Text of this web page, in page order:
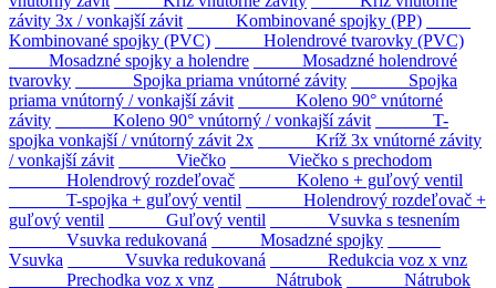
závity 3x / vonkajší závit
Kombinované spojky (PP)
Kombinované spojky (PVC)
Holendrové tvarovky (PVC)
Mosadzné spojky a holendre
Mosadzné holendrové
tvarovky
Spojka priama vnútorné závity
Spojka
priama vnútorný / vonkajší závit
Koleno 90° vnútorné
závity
Koleno 90° vnútorný / vonkajší závit
T-
spojka vonkajší / vnútorný závit 2x
Kríž 3x vnútorné závity
/ vonkajší závit
Viečko
Viečko s prechodom
Holendrový rozdeľovač
Koleno + guľový ventil
T-spojka + guľový ventil
Holendrový rozdeľovač +
guľový ventil
Guľový ventil
Vsuvka s tesnením
Vsuvka redukovaná
Mosadzné spojky
Vsuvka
Vsuvka redukovaná
Redukcia voz x vnz
Prechodka voz x vnz
Nátrubok
Nátrubok